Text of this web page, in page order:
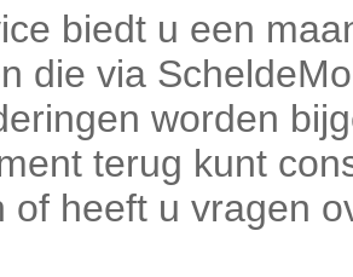
biedt u een
die via
worden
terug kunt
of heeft u vragen